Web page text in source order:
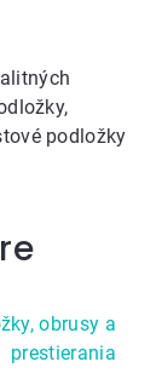
podložky
obrusy a
prestierania